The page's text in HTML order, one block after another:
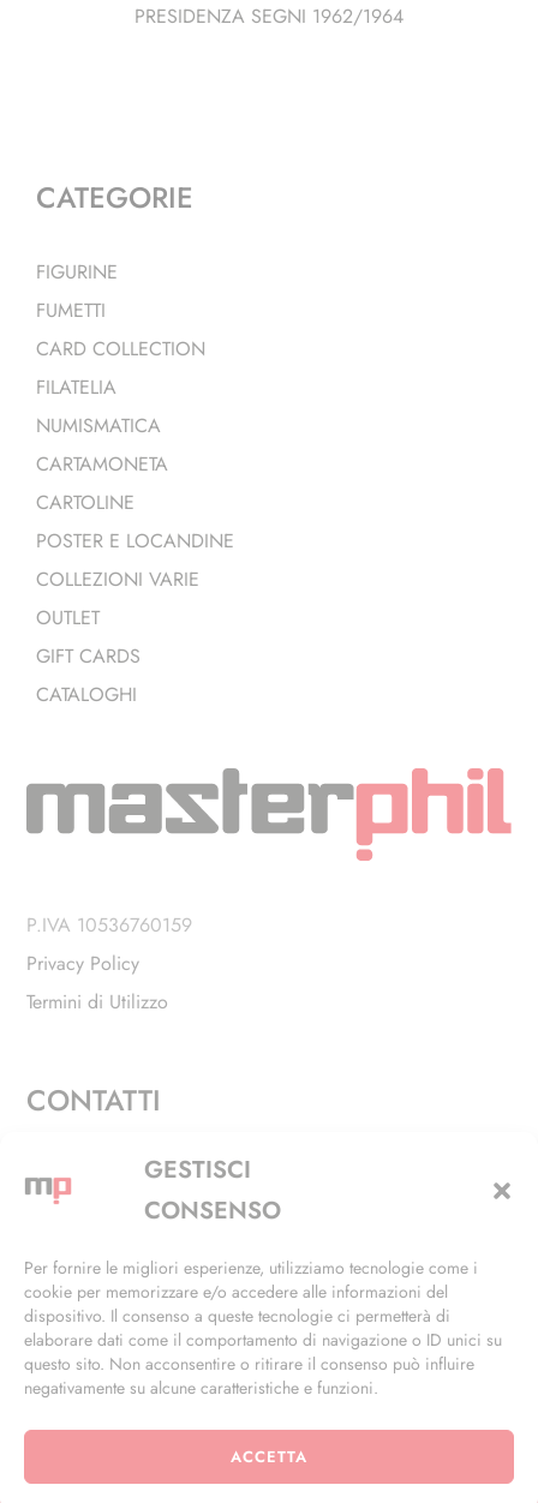
GESTISCI
CONSENSO
Per fornire le migliori esperienze, utilizziamo tecnologie come i
cookie per memorizzare e/o accedere alle informazioni del
dispositivo. Il consenso a queste tecnologie ci permetterà di
elaborare dati come il comportamento di navigazione o ID unici su
questo sito. Non acconsentire o ritirare il consenso può influire
negativamente su alcune caratteristiche e funzioni.
ACCETTA
PRESIDENZA SEGNI 1962/1964
CATEGORIE
FIGURINE
FUMETTI
CARD COLLECTION
FILATELIA
NUMISMATICA
CARTAMONETA
CARTOLINE
POSTER E LOCANDINE
COLLEZIONI VARIE
OUTLET
GIFT CARDS
CATALOGHI
P.IVA 10536760159
Privacy Policy
Termini di Utilizzo
CONTATTI
Via Alfieri, 27 - Trezzano Sul Naviglio (MI)
+39 02 4846 3155
info@masterphil.it